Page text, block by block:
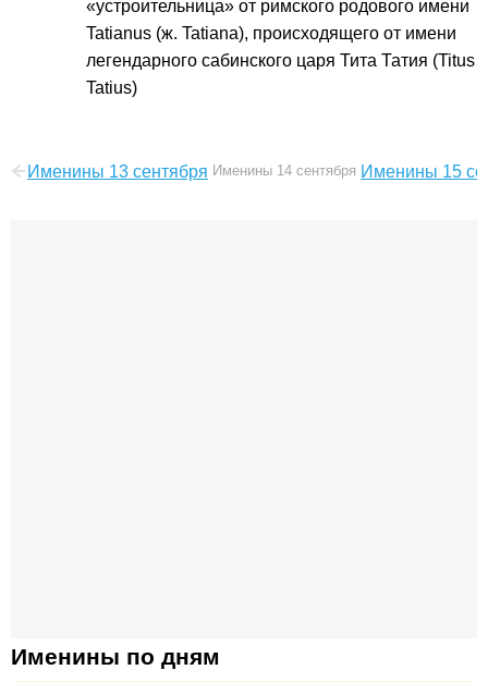
«устроительница» от римского родового имени
Tatianus (ж. Tatiana), происходящего от имени
легендарного сабинского царя Тита Татия (Titus
Tatius)
Именины 13 сентября Именины 14 сентября Именины 15
Именины по дням